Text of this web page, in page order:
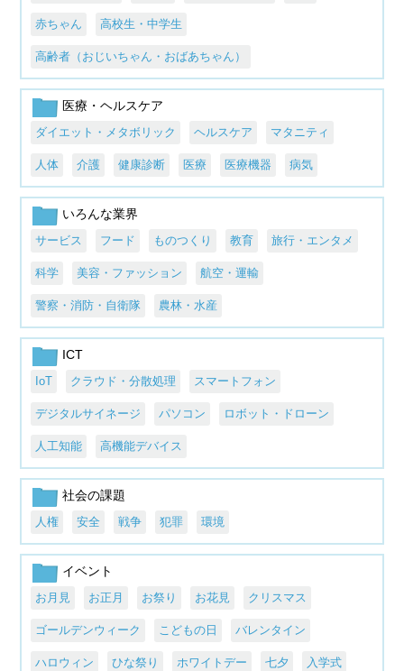
赤ちゃん 高校生・中学生
高齢者（おじいちゃん・おばあちゃん）
医療・ヘルスケア
ダイエット・メタボリック ヘルスケア マタニティ
人体 介護 健康診断 医療 医療機器 病気
いろんな業界
サービス フード ものつくり 教育 旅行・エンタメ
科学 美容・ファッション 航空・運輸
警察・消防・自衛隊 農林・水産
ICT
IoT クラウド・分散処理 スマートフォン
デジタルサイネージ パソコン ロボット・ドローン
人工知能 高機能デバイス
社会の課題
人権 安全 戦争 犯罪 環境
イベント
お月見 お正月 お祭り お花見 クリスマス
ゴールデンウィーク こどもの日 バレンタイン
ハロウィン ひな祭り ホワイトデー 七夕 入学式